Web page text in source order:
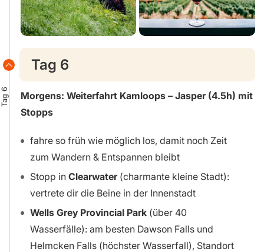
Tag 6
Tag 6
Morgens: Weiterfahrt Kamloops – Jasper (4.5h) mit
Stopps
fahre so früh wie möglich los, damit noch Zeit
zum Wandern & Entspannen bleibt
Stopp in Clearwater (charmante kleine Stadt):
vertrete dir die Beine in der Innenstadt
Wells Grey Provincial Park(über 40
Wasserfälle): am besten Dawson Falls und
Helmcken Falls (höchster Wasserfall), Standort